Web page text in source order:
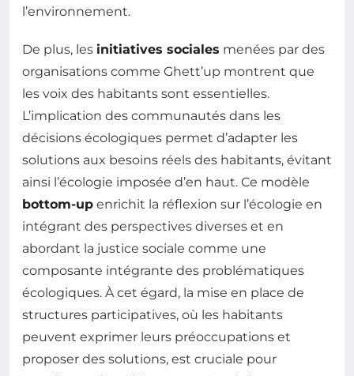
l’environnement.
De plus, les initiatives sociales menées par des
organisations comme Ghett’up montrent que
les voix des habitants sont essentielles.
L’implication des communautés dans les
décisions écologiques permet d’adapter les
solutions aux besoins réels des habitants, évitant
ainsi l’écologie imposée d’en haut. Ce modèle
bottom-up enrichit la réflexion sur l’écologie en
intégrant des perspectives diverses et en
abordant la justice sociale comme une
composante intégrante des problématiques
écologiques. À cet égard, la mise en place de
structures participatives, où les habitants
peuvent exprimer leurs préoccupations et
proposer des solutions, est cruciale pour